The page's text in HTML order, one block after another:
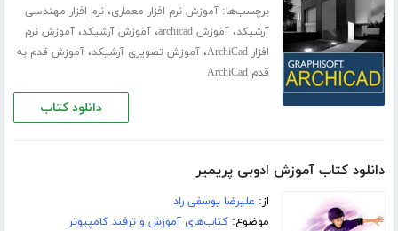
برچسب‌ها:آموزش نرم افزار معماری،نرم افزار مهندسی
آرشیکد،آموزش archicad ،آموزش آرشیکد،آموزش نرم
افزار ArchiCad
،آموزش تصویری آرشیکد،آموزش قدم به
قدم ArchiCad
دانلود کتاب
دانلود کتاب آموزش ادوبی پریمیر
از: علیرضا یوسفی راد
موضوع:کتاب‌های آموزش و ترفند کامپیوتر